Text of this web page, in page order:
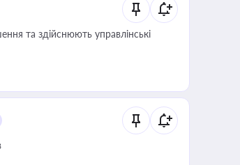
та здійснюють управлінські